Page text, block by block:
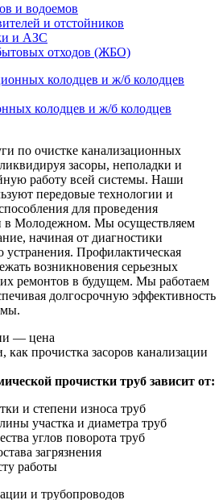
и водоемов
и отстойников
и АЗС
отходов (ЖБО)
колодцев и ж/б колодцев
по очистке канализационных
засоры, неполадки и
работу всей системы. Наши
передовые технологии и
для проведения
в Молодежном. Мы осуществляем
начиная от диагностики
устранения. Профилактическая
возникновения серьезных
ремонтов в будущем. Мы работаем
долгосрочную эффективность
— цена
как прочистка засоров канализации
прочистки труб зависит от:
и степени износа труб
участка и диаметра труб
углов поворота труб
загрязнения
работы